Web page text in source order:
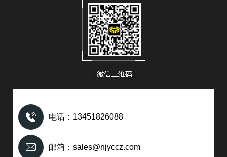
电话：13451826088
邮箱：sales@njyccz.com